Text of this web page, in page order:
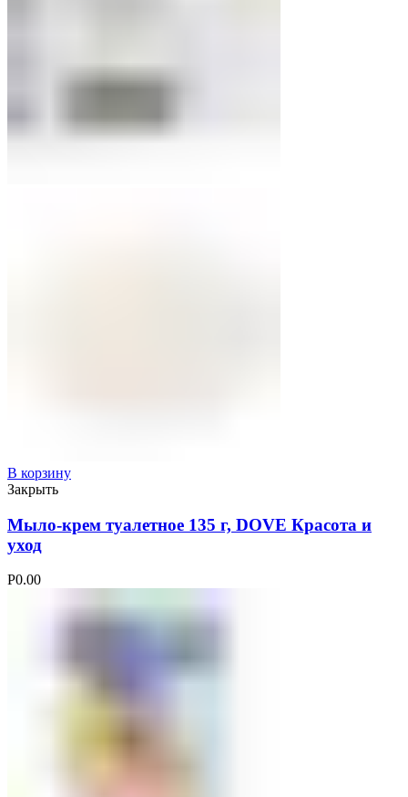
В корзину
Закрыть
Мыло-крем туалетное 135 г, DOVE Красота и
уход
Р0.00